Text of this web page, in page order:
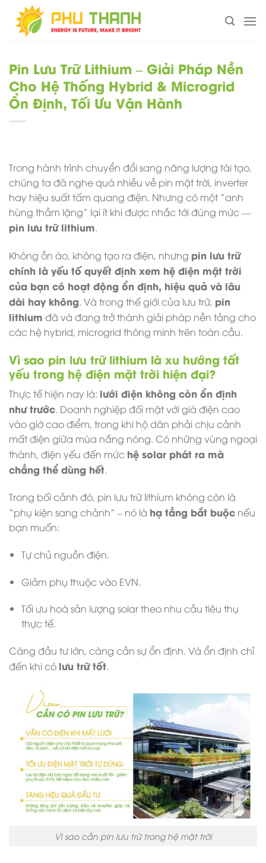
Chuyển
đến
Pin Lưu Trữ Lithium – Giải Pháp Nền
Cho Hệ Thống Hybrid & Microgrid
Ổn Định, Tối Ưu Vận Hành
Trong hành trình chuyển đổi sang năng lượng tái tạo,
chúng ta đã nghe quá nhiều về pin mặt trời, inverter
hay hiệu suất tấm quang điện. Nhưng có một “anh
hùng thầm lặng” lại ít khi được nhắc tới đúng mức —
pin lưu trữ lithium.
Không ồn ào, không tạo ra điện, nhưng pin lưu trữ
chính là yếu tố quyết định xem hệ điện mặt trời
của bạn có hoạt động ổn định, hiệu quả và lâu
dài hay không. Và trong thế giới của lưu trữ, pin
lithium đã và đang trở thành giải pháp nền tảng cho
các hệ hybrid, microgrid thông minh trên toàn cầu.
Vì sao pin lưu trữ lithium là xu hướng tất
yếu trong hệ điện mặt trời hiện đại?
Thực tế hiện nay là: lưới điện không còn ổn định
như trước. Doanh nghiệp đối mặt với giá điện cao
vào giờ cao điểm, trong khi hộ dân phải chịu cảnh
mất điện giữa mùa nắng nóng. Có những vùng ngoại
thành, điện yếu đến mức hệ solar phát ra mà
chẳng thể dùng hết.
Trong bối cảnh đó, pin lưu trữ lithium không còn là
“phụ kiện sang chảnh” – nó là hạ tầng bắt buộc nếu
bạn muốn:
Tự chủ nguồn điện.
Giảm phụ thuộc vào EVN.
Tối ưu hoá sản lượng solar theo nhu cầu tiêu thụ
thực tế.
Càng đầu tư lớn, càng cần sự ổn định. Và ổn định chỉ
đến khi có lưu trữ tốt.
Vì sao cần pin lưu trữ trong hệ mặt trời